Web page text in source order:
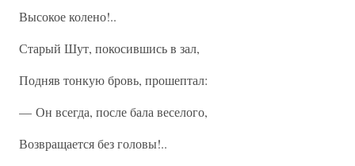
Высокое колено!..
Старый Шут, покосившись в зал,
Подняв тонкую бровь, прошептал:
— Он всегда, после бала веселого,
Возвращается без головы!..